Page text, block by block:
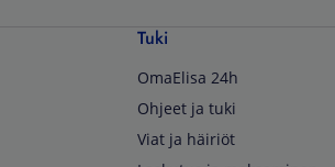
Tuki
OmaElisa 24h
Ohjeet ja tuki
Viat ja häiriöt